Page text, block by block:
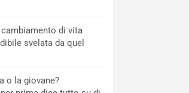
di vita
svelata da quel
o la giovane?